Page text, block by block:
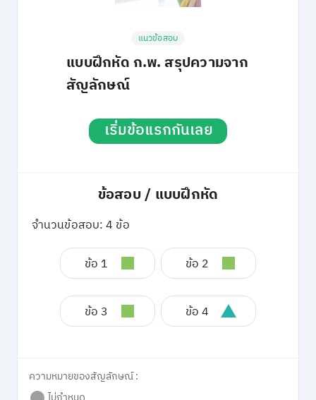
แนวข้อสอบ
แบบฝึกหัด ก.พ. สรุปความจาก
สัญลักษณ์
เริ่มข้อแรกกันเลย
ข้อสอบ / แบบฝึกหัด
จำนวนข้อสอบ: 4 ข้อ
ข้อ 1 ข้อ 2
ข้อ 3 ข้อ 4
ความหมายของสัญลักษณ์ :